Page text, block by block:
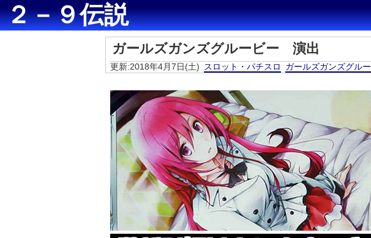
２－９伝説
ガールズガンズグルービー 演出
更新:2018年4月7日(土) スロット・パチスロ ガールズガンズグル